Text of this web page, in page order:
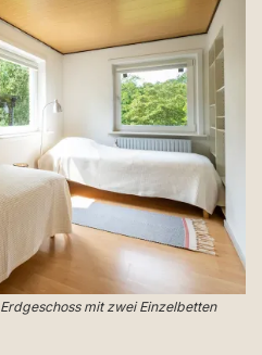
mit zwei Einzelbetten